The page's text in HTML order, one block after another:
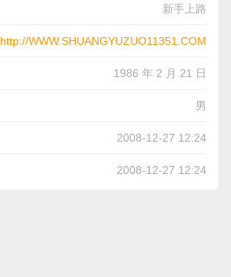
新手上路
http://WWW.SHUANGYUZUO11351.COM
1986 年 2 月 21 日
男
2008-12-27 12:24
2008-12-27 12:24